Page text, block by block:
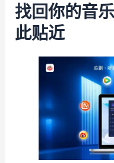
找回你的音
此贴近